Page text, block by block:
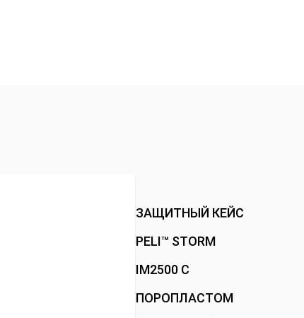
ЗАЩИТНЫЙ КЕЙС
PELI™ STORM
IM2500 С
ПОРОПЛАСТОМ